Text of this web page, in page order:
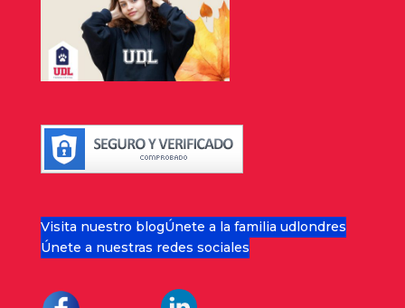
Visita nuestro blogÚnete a la familia udlondres
Únete a nuestras redes sociales